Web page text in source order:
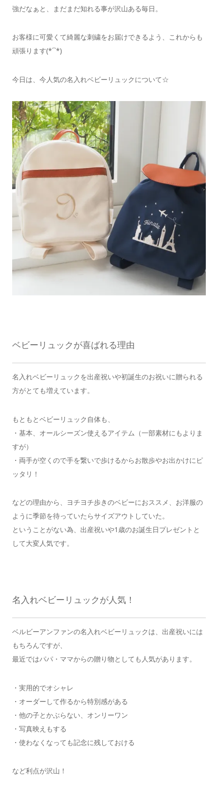
強だなぁと、まだまだ知れる事が沢山ある毎日。
お客様に可愛くて綺麗な刺繍をお届けできるよう、これからも
頑張ります(*´`*)
今日は、今人気の名入れベビーリュックについて☆
ベビーリュックが喜ばれる理由
名入れベビーリュックを出産祝いや初誕生のお祝いに贈られる
方がとても増えています。
もともとベビーリュック自体も、
・基本、オールシーズン使えるアイテム（一部素材にもよりま
すが）
・両手が空くので手を繋いで歩けるからお散歩やお出かけにピ
ッタリ！
などの理由から、ヨチヨチ歩きのベビーにおススメ、お洋服の
ように季節を待っていたらサイズアウトしていた。
ということがない為、出産祝いや1歳のお誕生日プレゼントと
して大変人気です。
名入れベビーリュックが人気！
ベルビーアンファンの名入れベビーリュックは、出産祝いには
もちろんですが、
最近ではパパ・ママからの贈り物としても人気があります。
・実用的でオシャレ
・オーダーして作るから特別感がある
・他の子とかぶらない、オンリーワン
・写真映えもする
・使わなくなっても記念に残しておける
など利点が沢山！